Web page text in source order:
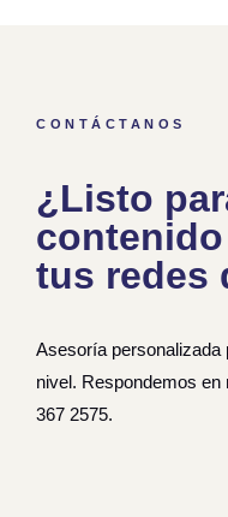
CONTÁCTANOS
¿Listo
tus redes
Asesoría personalizada
nivel. Respondemos
367 2575.